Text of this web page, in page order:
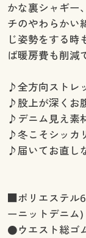
かな裏シャギー
チのやわらかい
じ姿勢をする時
ば暖房費も削減
♪全方向ストレ
♪股上が深くお
♪デニム見え素
♪冬こそシッカ
♪届いてお直し
■ポリエステル
ーニットデニム)
●ウエスト総ゴ